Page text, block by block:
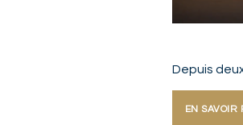
Depuis
EN SAVOIR